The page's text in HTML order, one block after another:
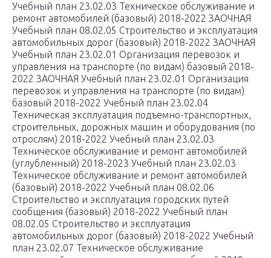
Учебный план 23.02.03 Техническое обслуживание и
ремонт автомобилей (базовый) 2018-2022 ЗАОЧНАЯ
Учебный план 08.02.05 Строительство и эксплуатация
автомобильных дорог (базовый) 2018-2022 ЗАОЧНАЯ
Учебный план 23.02.01 Организация перевозок и
управления на транспорте (по видам) базовый 2018-
2022 ЗАОЧНАЯ Учебный план 23.02.01 Организация
перевозок и управления на транспорте (по видам)
базовый 2018-2022 Учебный план 23.02.04
Техническая эксплуатация подъемно-транспортных,
строительных, дорожных машин и оборудования (по
отрослям) 2018-2022 Учебный план 23.02.03
Техническое обслуживание и ремонт автомобилей
(углубленный) 2018-2023 Учебный план 23.02.03
Техническое обслуживание и ремонт автомобилей
(базовый) 2018-2022 Учебный план 08.02.06
Строительство и эксплуатация городских путей
сообщения (базовый) 2018-2022 Учебный план
08.02.05 Строительство и эксплуатация
автомобильных дорог (базовый) 2018-2022 Учебный
план 23.02.07 Техническое обслуживание